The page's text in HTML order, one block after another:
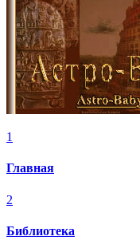
1
Главная
2
Библиотека